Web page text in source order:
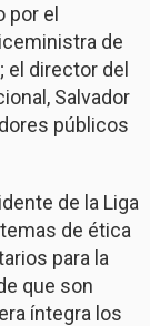
por el
de
el director del
Salvador
públicos
de la Liga
de ética
para la
que son
íntegra los